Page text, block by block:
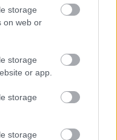
storage
on web or
storage
or app.
storage
storage